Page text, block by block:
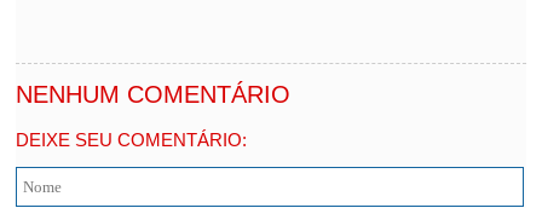
NENHUM COMENTÁRIO
DEIXE SEU COMENTÁRIO: